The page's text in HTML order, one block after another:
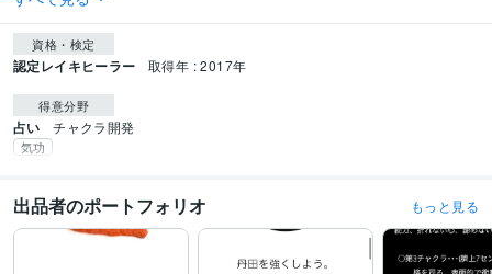
資格・検定
認定レイキヒーラー 取得年 : 2017年
得意分野
占い チャクラ開発
気功
出品者のポートフォリオ もっと見る